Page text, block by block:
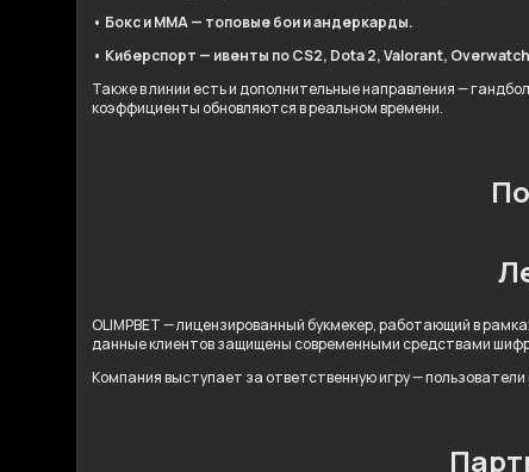
• Бокс и ММА — топовые бои и андеркарды.
• Киберспорт — ивенты по CS2, Dota 2, Valorant,
Также в линии есть и дополнительные направления —
коэффициенты обновляются в реальном времени.
OLIMPBET — лицензированный букмекер, работающий в
данные клиентов защищены современными средствами
Компания выступает за ответственную игру —